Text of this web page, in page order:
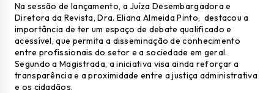
Na sessão de lançamento, a Juíza Desembargadora e
Diretora da Revista, Dra. Eliana Almeida Pinto, destacou a
importância de ter um espaço de debate qualificado e
acessível, que permita a disseminação de conhecimento
entre profissionais do setor e a sociedade em geral.
Segundo a Magistrada, a iniciativa visa ainda reforçar a
transparência e a proximidade entre a justiça administrativa
e os cidadãos.